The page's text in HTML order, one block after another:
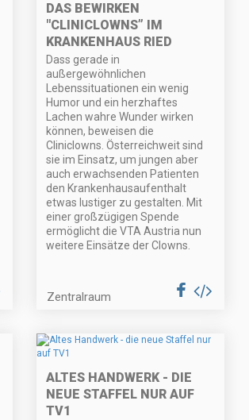
DAS BEWIRKEN
"CLINICLOWNS” IM
KRANKENHAUS RIED
Dass gerade in
außergewöhnlichen
Lebenssituationen ein wenig
Humor und ein herzhaftes
Lachen wahre Wunder wirken
können, beweisen die
Cliniclowns. Österreichweit sind
sie im Einsatz, um jungen aber
auch erwachsenden Patienten
den Krankenhausaufenthalt
etwas lustiger zu gestalten. Mit
einer großzügigen Spende
ermöglicht die VTA Austria nun
weitere Einsätze der Clowns.
Zentralraum
ALTES HANDWERK - DIE
NEUE STAFFEL NUR AUF
TV1